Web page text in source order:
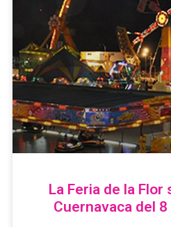
La Feria de la Flor
Cuernavaca del